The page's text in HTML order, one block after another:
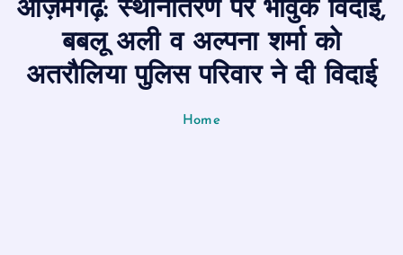
आज़मगढ़: स्थानांतरण पर भावुक विदाई,
बबलू अली व अल्पना शर्मा को
अतरौलिया पुलिस परिवार ने दी विदाई
Home